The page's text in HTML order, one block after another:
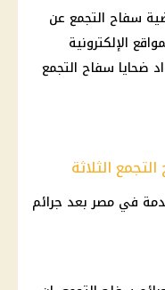
سفاح التجمع عن
الإلكترونية
ضحايا سفاح التجمع
الثلاثة